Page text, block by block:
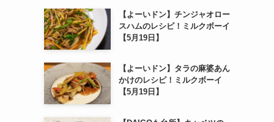
【よーいドン】チンジャオロー
スハムのレシピ！ミルクボーイ
【5月19日】
【よーいドン】タラの麻婆あん
かけのレシピ！ミルクボーイ
【5月19日】